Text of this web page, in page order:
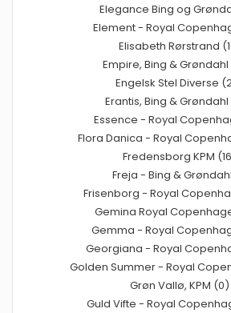
Elegance Bing og
Element - Royal
Elisabeth Rørstrand
Empire, Bing & Grøndahl
Engelsk Stel Diverse
Erantis, Bing &
Essence - Royal
Flora Danica - Royal
Fredensborg KPM
Freja - Bing &
Frisenborg - Royal
Gemina Royal
Gemma - Royal
Georgiana - Royal
Golden Summer - Royal
Grøn Vallø, KPM (0)
Guld Vifte - Royal